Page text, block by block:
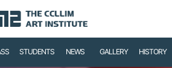
STUDENTS NEWS GALLERY HISTORY